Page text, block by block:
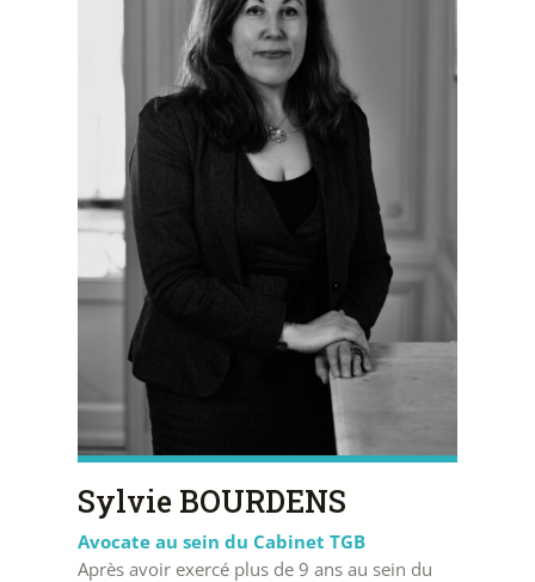
Sylvie BOURDENS
Avocate au sein du Cabinet TGB
Après avoir exercé plus de 9 ans au sein du